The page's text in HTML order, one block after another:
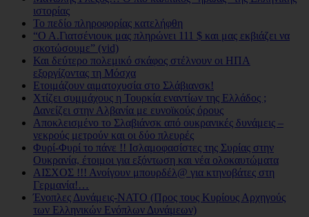
ιστορίας
Το πεδίο πληροφορίας κατελήφθη
“Ο Α.Γιατσένιουκ μας πληρώνει 111 $ και μας εκβιάζει να
σκοτώσουμε” (vid)
Και δεύτερο πολεμικό σκάφος στέλνουν οι ΗΠΑ
εξοργίζοντας τη Μόσχα
Ετοιμάζουν αιματοχυσία στο Σλάβιανσκ!
Χτίζει συμμάχους η Τουρκία εναντίων της Ελλάδος ;
Δανείζει στην Αλβανία με ευνοϊκούς όρους
Αποκλεισμένο το Σλαβιάνσκ από ουκρανικές δυνάμεις –
νεκρούς μετρούν και οι δύο πλευρές
Φυρί-Φυρί το πάνε !! Ισλαμοφασίστες της Συρίας στην
Ουκρανία, έτοιμοι για εξόντωση και νέα ολοκαυτώματα
ΑΙΣΧΟΣ !!! Ανοίγουν μπουρδέλ@ για κτηνοβάτες στη
Γερμανία!…
Ένοπλες Δυνάμεις-ΝΑΤΟ (Προς τους Κυρίους Αρχηγούς
των Ελληνικών Ενόπλων Δυνάμεων)